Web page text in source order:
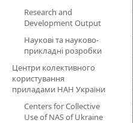
Research and
Development Output
Наукові та науково-
прикладні розробки
Центри колективного
користування
приладами НАН України
Centers for Collective
Use of NAS of Ukraine